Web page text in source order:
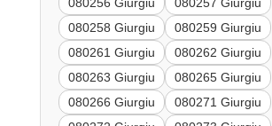
080258 Giurgiu
080259 Giurgiu
080261 Giurgiu
080262 Giurgiu
080263 Giurgiu
080265 Giurgiu
080266 Giurgiu
080271 Giurgiu